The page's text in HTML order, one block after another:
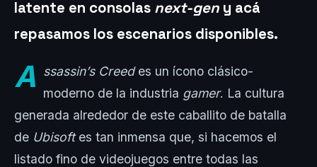
latente en consolas next-gen y acá
repasamos los escenarios disponibles.
A ssassin’s Creedes un ícono clásico-
moderno de la industria gamer. La cultura
generada alrededor de este caballito de batalla
de Ubisoftes tan inmensa que, si hacemos el
listado fino de videojuegos entre todas las